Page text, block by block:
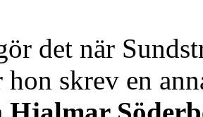
det när
skrev en